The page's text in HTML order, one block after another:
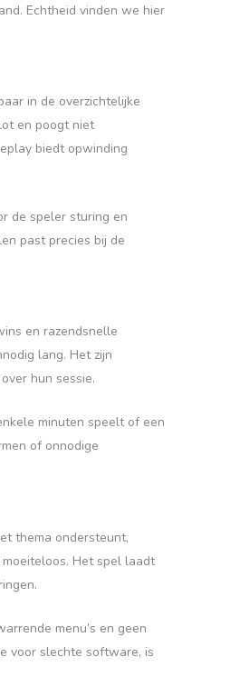
Echtheid vinden we hier
in de overzichtelijke
en poogt niet
biedt opwinding
de speler sturing en
past precies bij de
en razendsnelle
lang. Het zijn
hun sessie.
minuten speelt of een
of onnodige
thema ondersteunt,
Het spel laadt
menu’s en geen
voor slechte software, is